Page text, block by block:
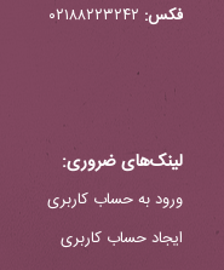
فکس:
لینک‌های ضروری:
ورود به حساب کاربری
ایجاد حساب کاربری